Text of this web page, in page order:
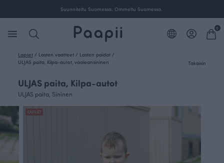
Suunniteltu Suomessa. Ommeltu Suomessa.
0
Lapset / Lasten vaatteet / Lasten paidat /
ULJAS paita, Kilpa-autot, vaaleansininen
Takaisin
ULJAS paita, Kilpa-autot
ULJAS paita, Sininen
OUTLET